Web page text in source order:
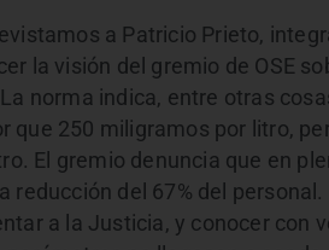
a Patricio Prieto,
la visión del gremio de OSE
norma indica, entre otras
que 250 miligramos por litro,
El gremio denuncia que en
reducción del 67% del
a la Justicia, y conocer con